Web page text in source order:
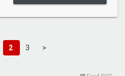
2 3 >